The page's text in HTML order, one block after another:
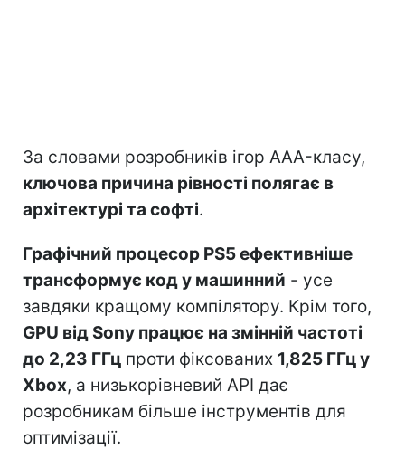
За словами розробників ігор AAA-класу,
ключова причина рівності полягає в
архітектурі та софті.
Графічний процесор PS5 ефективніше
трансформує код у машинний - усе
завдяки кращому компілятору. Крім того,
GPU від Sony працює на змінній частоті
до 2,23 ГГц проти фіксованих 1,825 ГГц у
Xbox, а низькорівневий API дає
розробникам більше інструментів для
оптимізації.